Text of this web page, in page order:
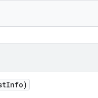
Info)